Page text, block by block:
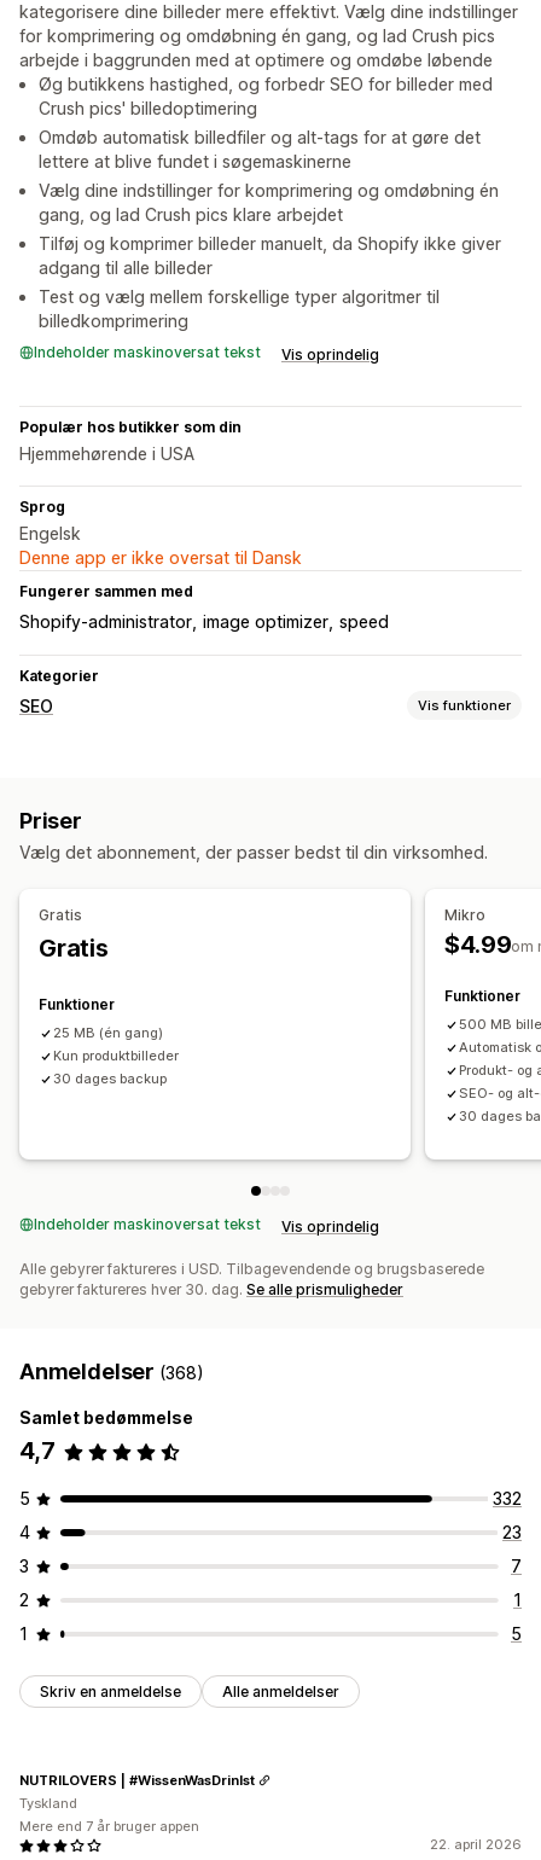
kategorisere dine billeder mere effektivt. Vælg dine indstillinger
for komprimering og omdøbning én gang, og lad Crush pics
arbejde i baggrunden med at optimere og omdøbe løbende
Øg butikkens hastighed, og forbedr SEO for billeder med
Crush pics' billedoptimering
Omdøb automatisk billedfiler og alt-tags for at gøre det
lettere at blive fundet i søgemaskinerne
Vælg dine indstillinger for komprimering og omdøbning én
gang, og lad Crush pics klare arbejdet
Tilføj og komprimer billeder manuelt, da Shopify ikke giver
adgang til alle billeder
Test og vælg mellem forskellige typer algoritmer til
billedkomprimering
Indeholder maskinoversat tekst Vis oprindelig
Populær hos butikker som din
Hjemmehørende i USA
Sprog
Engelsk
Denne app er ikke oversat til Dansk
Fungerer sammen med
Shopify-administrator image optimizer speed
Kategorier
SEO Vis funktioner
Navngivning af filer
Hastighedsoptimering
Priser
Vælg det abonnement, der passer bedst til din virksomhed.
Gratis
Gratis
Funktioner
25 MB (én gang)
Kun produktbilleder
30 dages backup
Mikro
$4.99om
Funktioner
500 MB
Automatisk
Produkt- og
SEO- og
30 dages
Indeholder maskinoversat tekst Vis oprindelig
Alle gebyrer faktureres i USD. Tilbagevendende og brugsbaserede
gebyrer faktureres hver 30. dag. Se alle prismuligheder
Anmeldelser (368)
Samlet bedømmelse
4,7
5
332
4
23
3
7
2
1
1
5
Skriv en anmeldelse Alle anmeldelser
22. april 2026
NUTRILOVERS | #WissenWasDrinIst
Tyskland
Mere end 7 år bruger appen